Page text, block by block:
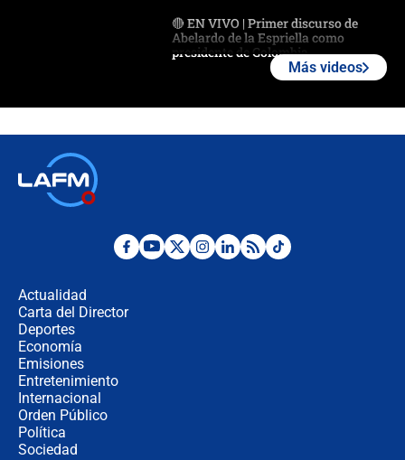
🔴 EN VIVO | Primer discurso de
Abelardo de la Espriella como
presidente de Colombia
Desde dermatitis hasta infecciones:
Más videos
Actualidad
Carta del Director
Deportes
Economía
Emisiones
Entretenimiento
Internacional
Orden Público
Política
Sociedad